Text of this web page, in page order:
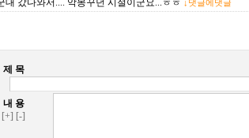
대 갔다와서.... 악몽꾸던 시절이군요...ㅎㅎ ↓댓글에댓글
제 목
내 용
[+] [-]